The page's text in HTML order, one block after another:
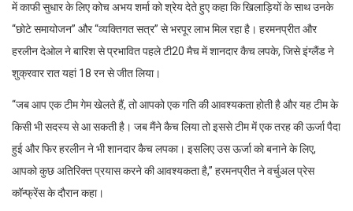
में काफी सुधार के लिए कोच अभय शर्मा को श्रेय देते हुए कहा कि खिलाड़ियों के साथ उनके
“छोटे समायोजन” और “व्यक्तिगत सत्र” से भरपूर लाभ मिल रहा है। हरमनप्रीत और
हरलीन देओल ने बारिश से प्रभावित पहले टी20 मैच में शानदार कैच लपके, जिसे इंग्लैंड ने
शुक्रवार रात यहां 18 रन से जीत लिया।
“जब आप एक टीम गेम खेलते हैं, तो आपको एक गति की आवश्यकता होती है और यह टीम के
किसी भी सदस्य से आ सकती है। जब मैंने कैच लिया तो इससे टीम में एक तरह की ऊर्जा पैदा
हुई और फिर हरलीन ने भी शानदार कैच लपका। इसलिए उस ऊर्जा को बनाने के लिए,
आपको कुछ अतिरिक्त प्रयास करने की आवश्यकता है,” हरमनप्रीत ने वर्चुअल प्रेस
कॉन्फ्रेंस के दौरान कहा।